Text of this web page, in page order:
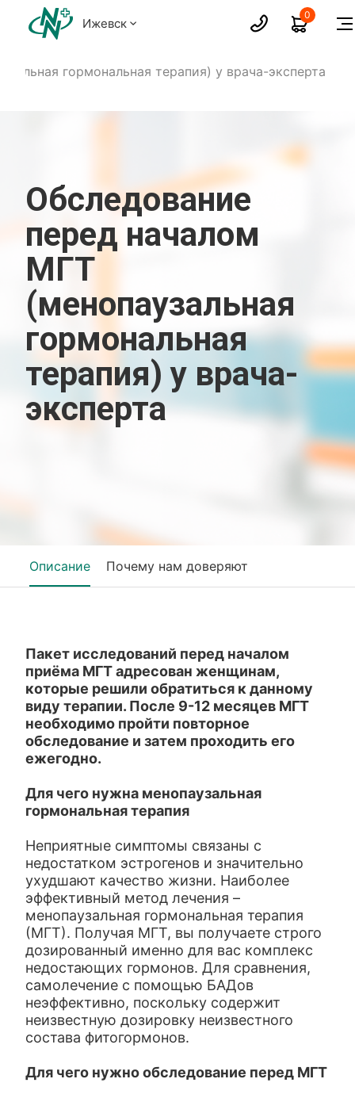
Ижевск
0
гормональная терапия) у врача-эксперта
Обследование
перед началом
МГТ
(менопаузальная
гормональная
терапия) у врача-
эксперта
Описание Почему нам доверяют
Пакет исследований перед началом
приёма МГТ адресован женщинам,
которые решили обратиться к данному
виду терапии. После 9-12 месяцев МГТ
необходимо пройти повторное
обследование и затем проходить его
ежегодно.
Для чего нужна менопаузальная
гормональная терапия
Неприятные симптомы связаны с
недостатком эстрогенов и значительно
ухудшают качество жизни. Наиболее
эффективный метод лечения –
менопаузальная гормональная терапия
(МГТ). Получая МГТ, вы получаете строго
дозированный именно для вас комплекс
недостающих гормонов. Для сравнения,
самолечение с помощью БАДов
неэффективно, поскольку содержит
неизвестную дозировку неизвестного
состава фитогормонов.
Для чего нужно обследование перед МГТ